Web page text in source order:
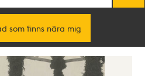
som finns nära mig